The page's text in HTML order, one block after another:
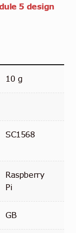
5 design
10 g
SC1568
Raspberry
Pi
GB